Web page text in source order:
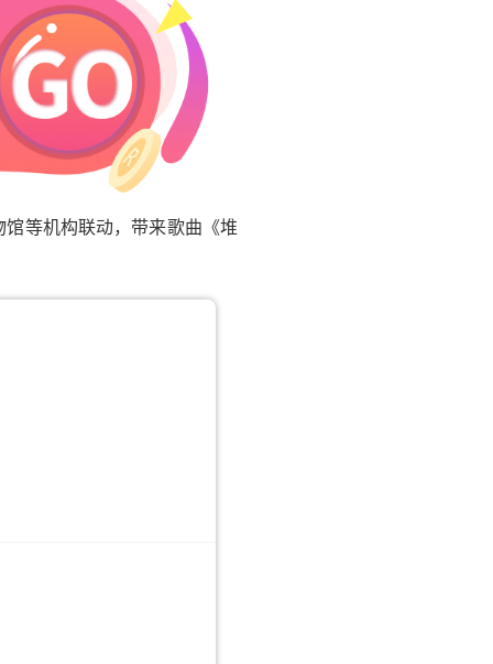
等机构联动，带来歌曲《堆